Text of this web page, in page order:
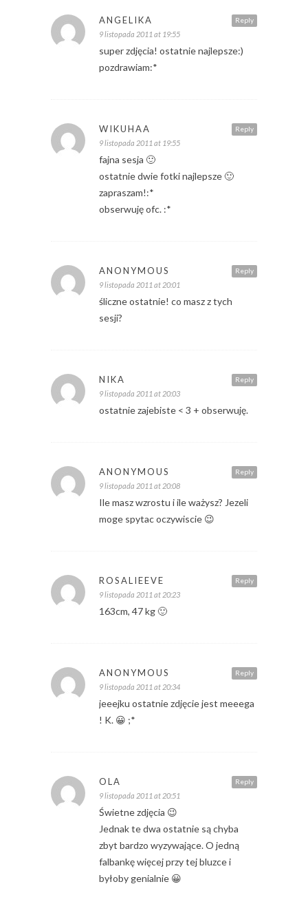
Reply
ANGELIKA
9 listopada 2011 at 19:55
super zdjęcia! ostatnie najlepsze:)
pozdrawiam:*
Reply
WIKUHAA
9 listopada 2011 at 19:55
fajna sesja 🙂
ostatnie dwie fotki najlepsze 🙂
zapraszam!:*
obserwuję ofc. :*
Reply
ANONYMOUS
9 listopada 2011 at 20:01
śliczne ostatnie! co masz z tych
sesji?
Reply
NIKA
9 listopada 2011 at 20:03
ostatnie zajebiste < 3 + obserwuję.
Reply
ANONYMOUS
9 listopada 2011 at 20:08
Ile masz wzrostu i ile ważysz? Jezeli
moge spytac oczywiscie 😉
Reply
ROSALIEEVE
9 listopada 2011 at 20:23
163cm, 47 kg 🙂
Reply
ANONYMOUS
9 listopada 2011 at 20:34
jeeejku ostatnie zdjęcie jest meeega
! K. 😀 ;*
Reply
OLA
9 listopada 2011 at 20:51
Świetne zdjęcia 😉
Jednak te dwa ostatnie są chyba
zbyt bardzo wyzywające. O jedną
falbankę więcej przy tej bluzce i
byłoby genialnie 😀